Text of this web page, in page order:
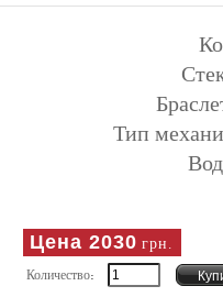
Тип
Цена 2030 грн.
Количество: